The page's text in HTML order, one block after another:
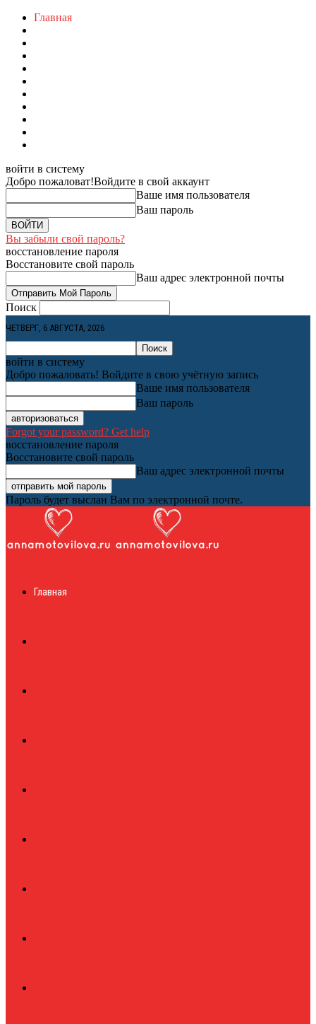
Главная
войти в систему
Добро пожаловат!Войдите в свой аккаунт
Ваше имя пользователя
Ваш пароль
Вы забыли свой пароль?
восстановление пароля
Восстановите свой пароль
Ваш адрес электронной почты
Поиск
ЧЕТВЕРГ, 6 АВГУСТА, 2026
войти в систему
Добро пожаловать! Войдите в свою учётную запись
Ваше имя пользователя
Ваш пароль
Forgot your password? Get help
восстановление пароля
Восстановите свой пароль
Ваш адрес электронной почты
Пароль будет выслан Вам по электронной почте.
журналГлавная